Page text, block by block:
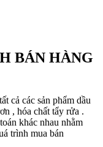
BÁN HÀNG
cả các sản phẩm dầu
, hóa chất tẩy rửa .
khác nhau nhằm
trình mua bán